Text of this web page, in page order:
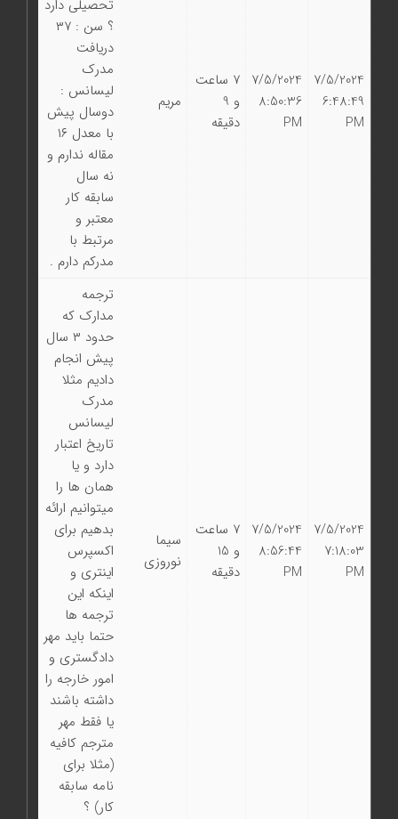
7/5/2024
6:48:49
PM
7/5/2024
8:50:36
PM
7 ساعت
و 9
دقیقه
مریم
تحصيلي دارد
؟ سن : ٣٧
دريافت
مدرك
ليسانس :
دوسال پيش
با معدل ١٦
مقاله ندارم و
نه سال
سابقه كار
معتبر و
مرتبط با
مدركم دارم .
7/5/2024
7:18:03
PM
7/5/2024
8:56:44
PM
7 ساعت
و 15
دقیقه
سیما
نوروزی
ترجمه
مدارك كه
حدود ٣ سال
پيش انجام
داديم مثلا
مدرك
ليسانس
تاريخ اعتبار
دارد و يا
همان ها را
ميتوانيم ارائه
بدهيم براي
اكسپرس
اينتري و
اينكه اين
ترجمه ها
حتما بايد مهر
دادگستري و
امور خارجه را
داشته باشند
يا فقط مهر
مترجم كافيه
(مثلا برای
نامه سابقه
كار) ؟